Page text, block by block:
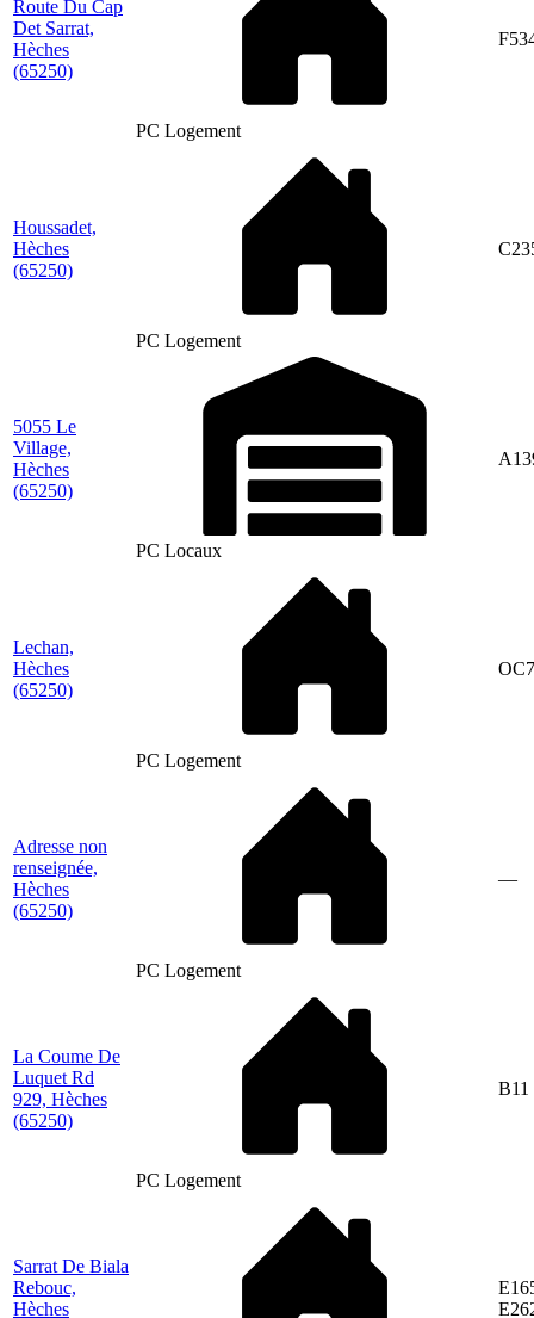
Route Du Cap
Det Sarrat,
Hèches
(65250)
PC Logement
Houssadet,
Hèches
(65250)
PC Logement
5055 Le
Village,
Hèches
(65250)
PC Locaux
Lechan,
Hèches
(65250)
PC Logement
Adresse non
renseignée,
Hèches
(65250)
PC Logement
—
La Coume De
Luquet Rd
929, Hèches
(65250)
PC Logement
B11
Sarrat De Biala
Rebouc,
Hèches